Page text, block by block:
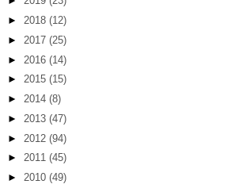
► 2018 (12)
► 2017 (25)
► 2016 (14)
► 2015 (15)
► 2014 (8)
► 2013 (47)
► 2012 (94)
► 2011 (45)
► 2010 (49)